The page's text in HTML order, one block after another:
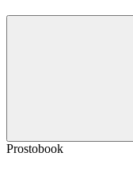
Prostobook